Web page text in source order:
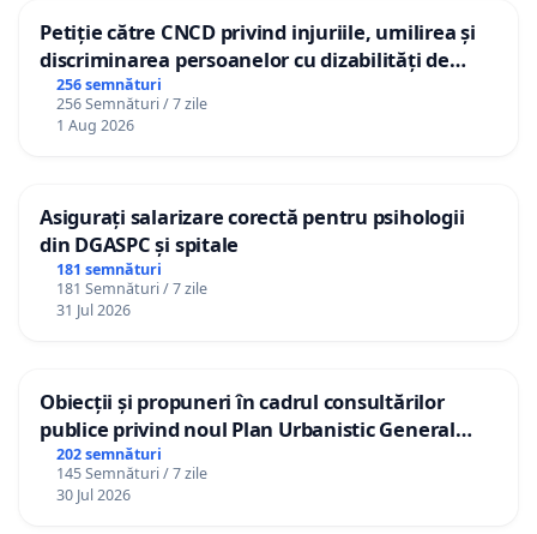
Petiție către CNCD privind injuriile, umilirea și
discriminarea persoanelor cu dizabilități de
către utilizatorul TikTok „Gorici”
256 semnături
256 Semnături / 7 zile
1 Aug 2026
Asigurați salarizare corectă pentru psihologii
din DGASPC și spitale
181 semnături
181 Semnături / 7 zile
31 Jul 2026
Obiecții și propuneri în cadrul consultărilor
publice privind noul Plan Urbanistic General
(PUG) Ialoveni
202 semnături
145 Semnături / 7 zile
30 Jul 2026